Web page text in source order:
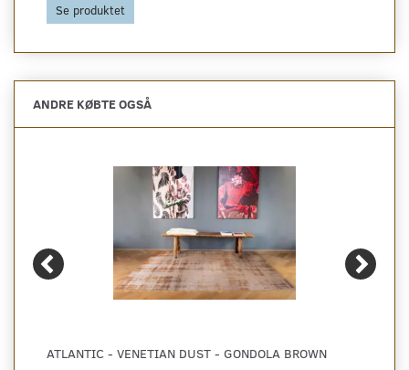
Se produktet
ANDRE KØBTE OGSÅ
ATLANTIC - VENETIAN DUST - GONDOLA BROWN